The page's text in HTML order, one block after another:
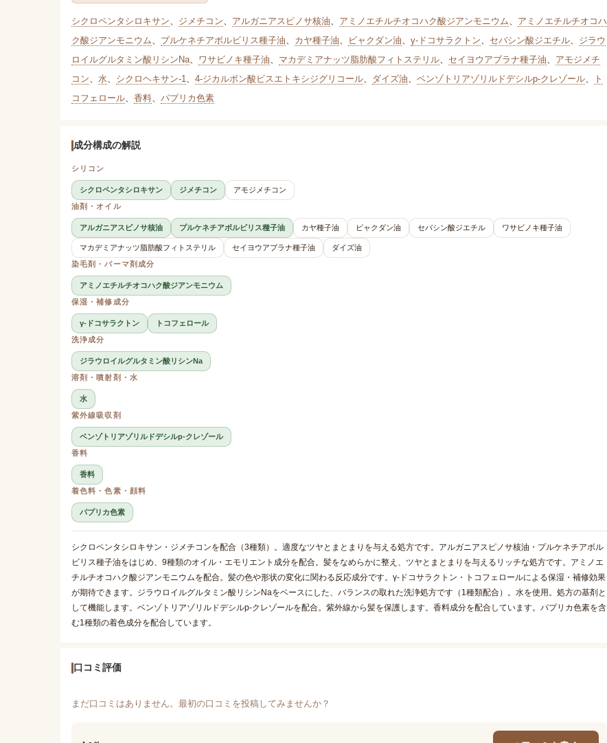
シクロペンタシロキサン、 ジメチコン、 アルガニアスピノサ核油、 アミノエチルチオコハク酸ジアンモニウム、 アミノエチルチオコハ
ク酸ジアンモニウム、 プルケネチアボルビリス種子油、 カヤ種子油、 ビャクダン油、 γ-ドコサラクトン、 セバシン酸ジエチル、 ジラウ
ロイルグルタミン酸リシンNa、 ワサビノキ種子油、 マカデミアナッツ脂肪酸フィトステリル、 セイヨウアブラナ種子油、 アモジメチ
コン、 水、 シクロヘキサン-1、 4-ジカルボン酸ビスエトキシジグリコール、 ダイズ油、 ベンゾトリアゾリルドデシルp-クレゾール、
ト
コフェロール、 香料、 パプリカ色素
成分構成の解説
シリコン
シクロペンタシロキサン ジメチコン
アモジメチコン
油剤・オイル
アルガニアスピノサ核油 プルケネチアボルビリス種子油 カヤ種子油 ビャクダン油 セバシン酸ジエチル ワサビノキ種子油
マカデミアナッツ脂肪酸フィトステリル セイヨウアブラナ種子油
ダイズ油
染毛剤・パーマ剤成分
アミノエチルチオコハク酸ジアンモニウム
保湿・補修成分
γ-ドコサラクトン
トコフェロール
洗浄成分
ジラウロイルグルタミン酸リシンNa
溶剤・噴射剤・水
水
紫外線吸収剤
ベンゾトリアゾリルドデシルp-クレゾール
香料
香料
着色料・色素・顔料
パプリカ色素
シクロペンタシロキサン・ジメチコンを配合（3種類）。適度なツヤとまとまりを与える処方です。アルガニアスピノサ核油・プルケネチアボル
ビリス種子油をはじめ、9種類のオイル・エモリエント成分を配合。髪をなめらかに整え、ツヤとまとまりを与えるリッチな処方です。アミノエ
チルチオコハク酸ジアンモニウムを配合。髪の色や形状の変化に関わる反応成分です。γ-ドコサラクトン・トコフェロールによる保湿・補修効果
が期待できます。ジラウロイルグルタミン酸リシンNaをベースにした、バランスの取れた洗浄処方です（1種類配合）。水を使用。処方の基剤と
して機能します。ベンゾトリアゾリルドデシルp-クレゾールを配合。紫外線から髪を保護します。香料成分を配合しています。パプリカ色素を含
む1種類の着色成分を配合しています。
口コミ評価
まだ口コミはありません。最初の口コミを投稿してみませんか？